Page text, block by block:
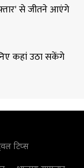
से जीतने आएंगे
कहां उठा सकेंगे
टिप्स